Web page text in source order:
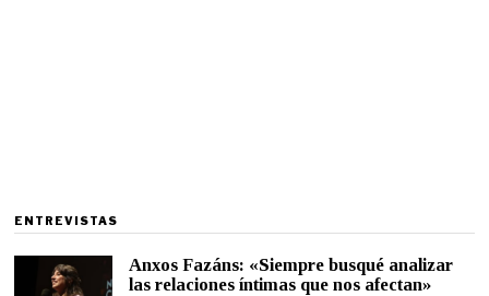
ENTREVISTAS
Anxos Fazáns: «Siempre busqué analizar
las relaciones íntimas que nos afectan»